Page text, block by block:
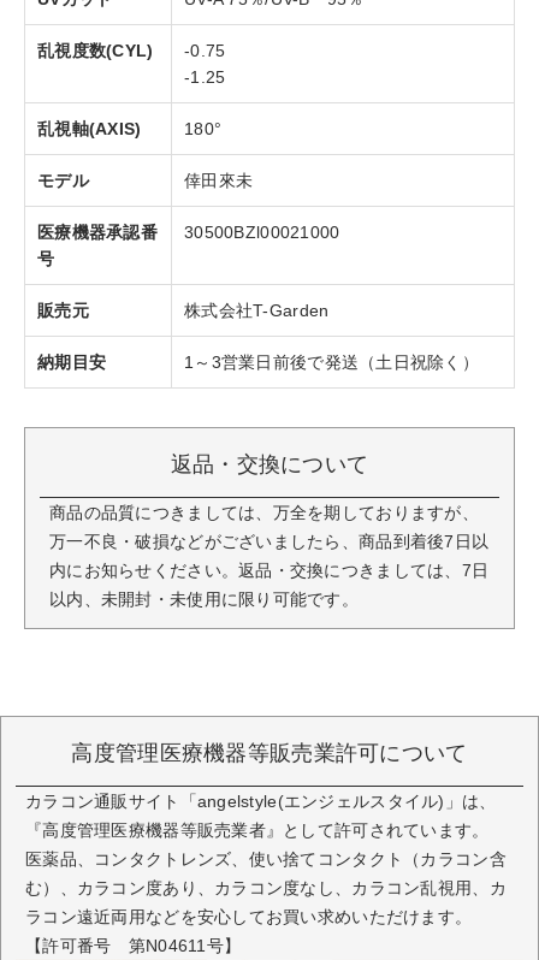
乱視度数(CYL)
-0.75
-1.25
乱視軸(AXIS) 180°
モデル 倖田來未
医療機器承認番
号
30500BZl00021000
販売元 株式会社T-Garden
納期目安 1～3営業日前後で発送（土日祝除く）
返品・交換について
商品の品質につきましては、万全を期しておりますが、
万一不良・破損などがございましたら、商品到着後7日以
内にお知らせください。返品・交換につきましては、7日
以内、未開封・未使用に限り可能です。
高度管理医療機器等販売業許可について
カラコン通販サイト「angelstyle(エンジェルスタイル)」は、
『高度管理医療機器等販売業者』として許可されています。
医薬品、コンタクトレンズ、使い捨てコンタクト（カラコン含
む）、カラコン度あり、カラコン度なし、カラコン乱視用、カ
ラコン遠近両用などを安心してお買い求めいただけます。
【許可番号 第N04611号】